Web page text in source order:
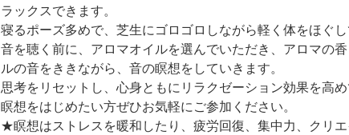
ラックスできます。
寝るポーズ多めで、芝生にゴロゴロしながら軽く体をほぐし
音を聴く前に、アロマオイルを選んでいただき、アロマの
ルの音をききながら、音の瞑想をしていきます。
思考をリセットし、心身ともにリラクゼーション効果を高め
瞑想をはじめたい方ぜひお気軽にご参加ください。
★瞑想はストレスを暖和したり、疲労回復、集中力、クリ